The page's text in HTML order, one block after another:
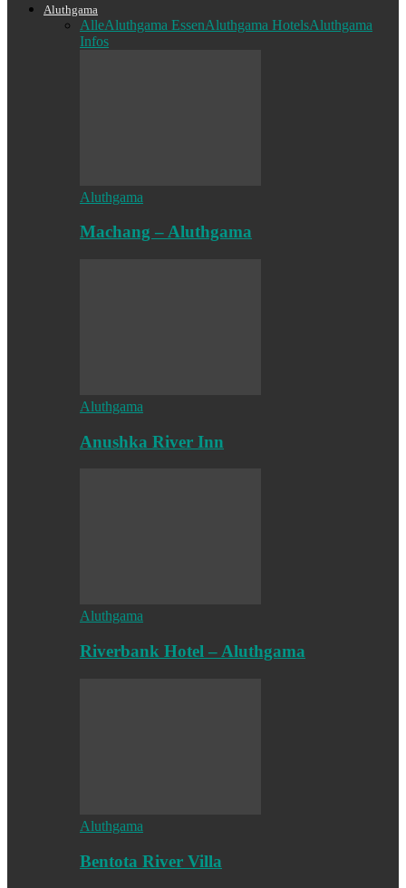
Aluthgama
AlleAluthgama EssenAluthgama HotelsAluthgama
Infos
Aluthgama
Machang – Aluthgama
Aluthgama
Anushka River Inn
Aluthgama
Riverbank Hotel – Aluthgama
Aluthgama
Bentota River Villa